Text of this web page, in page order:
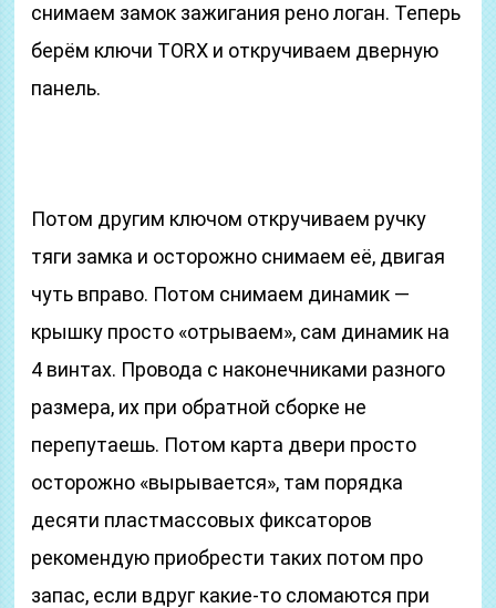
снимаем замок зажигания рено логан. Теперь
берём ключи TORX и откручиваем дверную
панель.
Потом другим ключом откручиваем ручку
тяги замка и осторожно снимаем её, двигая
чуть вправо. Потом снимаем динамик —
крышку просто «отрываем», сам динамик на
4 винтах. Провода с наконечниками разного
размера, их при обратной сборке не
перепутаешь. Потом карта двери просто
осторожно «вырывается», там порядка
десяти пластмассовых фиксаторов
рекомендую приобрести таких потом про
запас, если вдруг какие-то сломаются при